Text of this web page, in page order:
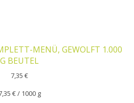
MENÜ, GEWOLFT 1.000
G BEUTEL
7,35 €
€/ 1000 g